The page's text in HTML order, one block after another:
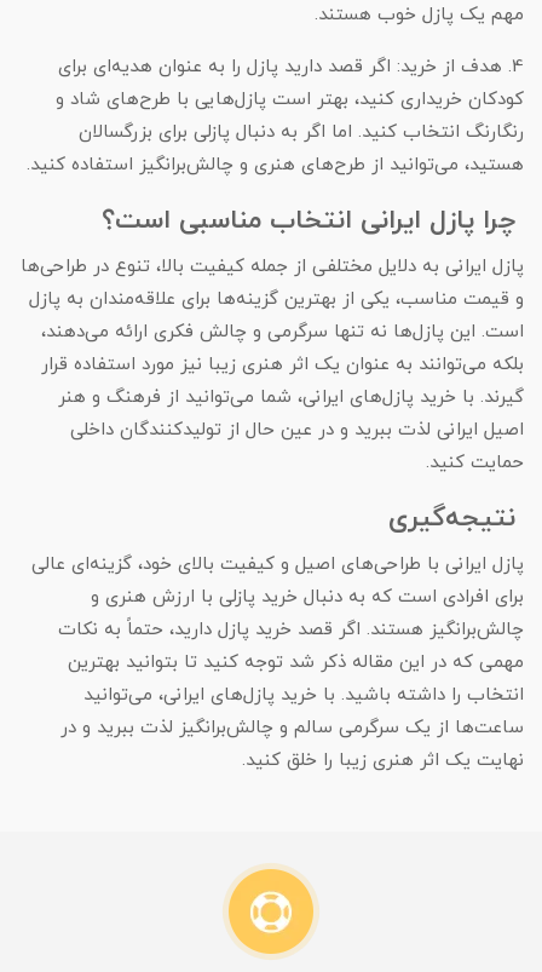
مهم یک پازل خوب هستند.
4. هدف از خرید: اگر قصد دارید پازل را به عنوان هدیه‌ای برای
کودکان خریداری کنید، بهتر است پازل‌هایی با طرح‌های شاد و
رنگارنگ انتخاب کنید. اما اگر به دنبال پازلی برای بزرگسالان
هستید، می‌توانید از طرح‌های هنری و چالش‌برانگیز استفاده کنید.
چرا پازل ایرانی انتخاب مناسبی است؟
پازل ایرانی به دلایل مختلفی از جمله کیفیت بالا، تنوع در طراحی‌ها
و قیمت مناسب، یکی از بهترین گزینه‌ها برای علاقه‌مندان به پازل
است. این پازل‌ها نه تنها سرگرمی و چالش فکری ارائه می‌دهند،
بلکه می‌توانند به عنوان یک اثر هنری زیبا نیز مورد استفاده قرار
گیرند. با خرید پازل‌های ایرانی، شما می‌توانید از فرهنگ و هنر
اصیل ایرانی لذت ببرید و در عین حال از تولیدکنندگان داخلی
حمایت کنید.
نتیجه‌گیری
پازل ایرانی با طراحی‌های اصیل و کیفیت بالای خود، گزینه‌ای عالی
برای افرادی است که به دنبال خرید پازلی با ارزش هنری و
چالش‌برانگیز هستند. اگر قصد خرید پازل دارید، حتماً به نکات
مهمی که در این مقاله ذکر شد توجه کنید تا بتوانید بهترین
انتخاب را داشته باشید. با خرید پازل‌های ایرانی، می‌توانید
ساعت‌ها از یک سرگرمی سالم و چالش‌برانگیز لذت ببرید و در
نهایت یک اثر هنری زیبا را خلق کنید.